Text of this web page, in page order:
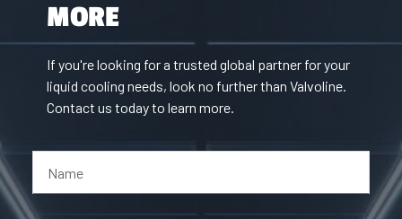
MORE
If you're looking for a trusted global partner for your
liquid cooling needs, look no further than Valvoline.
Contact us today to learn more.
Name